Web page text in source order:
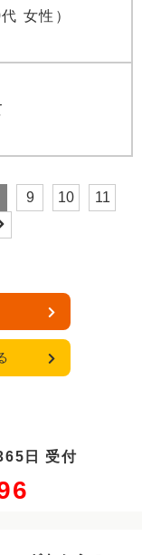
女性）
9 10
11
日 受付